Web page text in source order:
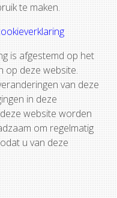
te maken.
is afgestemd op het
op deze website.
van deze
in deze
website worden
om regelmatig
u van deze